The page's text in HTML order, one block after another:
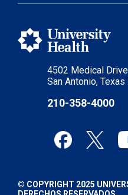
4502 Medical Drive
San Antonio,
210-358-4000
© COPYRIGHT 2025